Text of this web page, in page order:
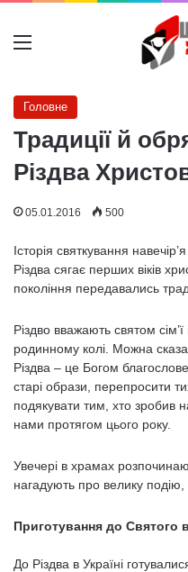
Меню
Головне
Традиції й
Різдва
05.01.2016 500
Історія святкування
Різдва сягає перших віків
покоління передавались
Різдво вважають святом
родинному колі. Можна
Різдва – це Богом
старі образи, перепросити
подякувати тим, хто зробив
нами протягом цього року.
Увечері в храмах
нагадують про велику подію,
Приготування до Святого
До Різдва в Україні